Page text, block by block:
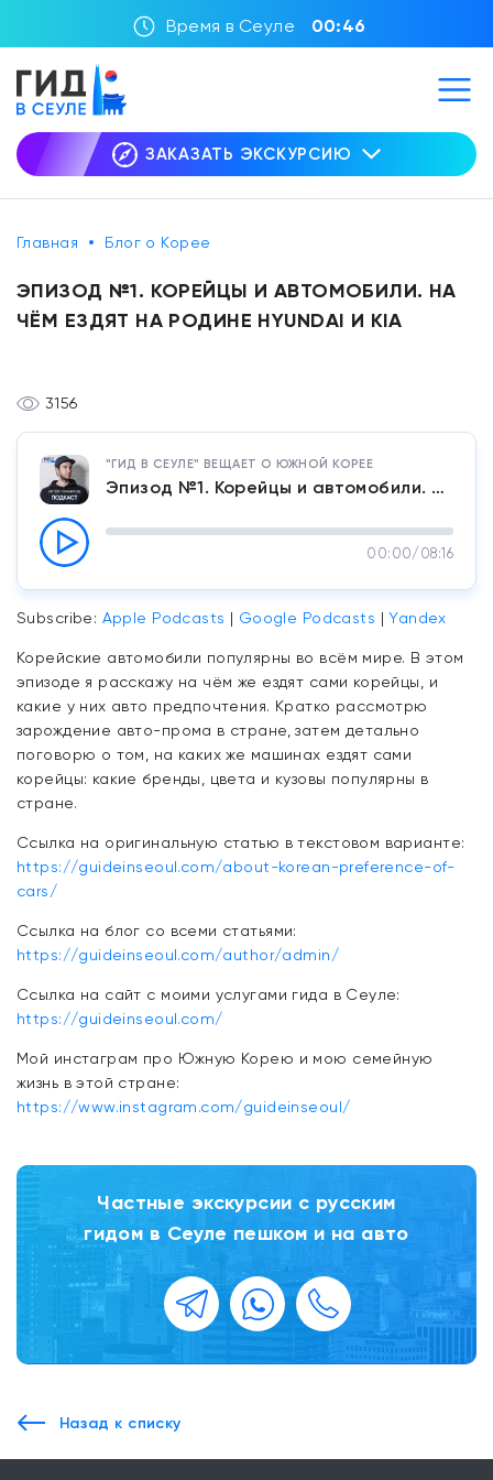
Время в Сеуле 00:46
ЗАКАЗАТЬ ЭКСКУРСИЮ
Главная Блог о Корее
ЭПИЗОД №1. КОРЕЙЦЫ И АВТОМОБИЛИ. НА
ЧЁМ ЕЗДЯТ НА РОДИНЕ HYUNDAI И KIA
3156
"ГИД В СЕУЛЕ" ВЕЩАЕТ О ЮЖНОЙ КОРЕЕ
Эпизод №1. Корейцы и автомобили. На чём ездят на родине Hyundai и KIA
00:00/ 08:16
Subscribe: Apple Podcasts | Google Podcasts |Yandex
Корейские автомобили популярны во всём мире. В этом
эпизоде я расскажу на чём же ездят сами корейцы, и
какие у них авто предпочтения. Кратко рассмотрю
зарождение авто-прома в стране, затем детально
поговорю о том, на каких же машинах ездят сами
корейцы: какие бренды, цвета и кузовы популярны в
стране.
Ссылка на оригинальную статью в текстовом варианте:
https://guideinseoul.com/about-korean-preference-of-
cars/
Ссылка на блог со всеми статьями:
https://guideinseoul.com/author/admin/
Ссылка на сайт с моими услугами гида в Сеуле:
https://guideinseoul.com/
Мой инстаграм про Южную Корею и мою семейную
жизнь в этой стране:
https://www.instagram.com/guideinseoul/
Частные экскурсии с русским
гидом в Сеуле пешком и на авто
Назад к списку